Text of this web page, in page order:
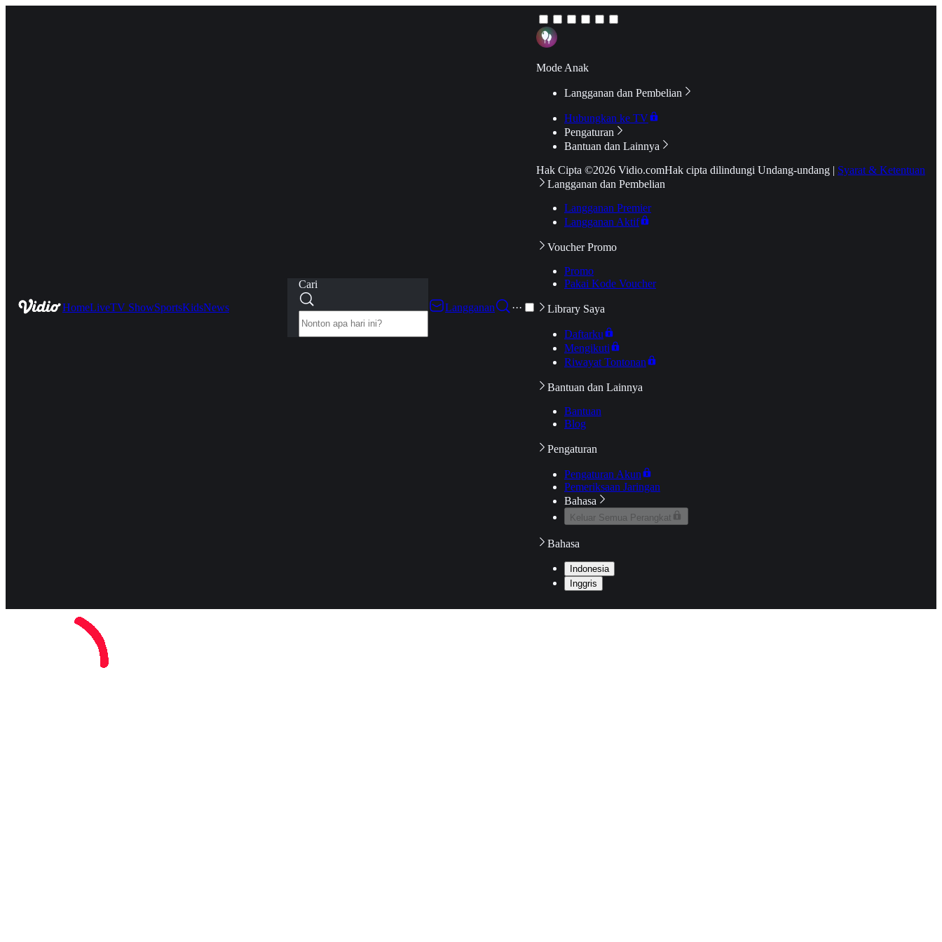
HomeLiveTV ShowSportsKidsNews
Cari
Langganan
···
Mode Anak
Langganan dan Pembelian
Hubungkan ke TV
Pengaturan
Bantuan dan Lainnya
Hak Cipta ©2026 Vidio.comHak cipta dilindungi Undang-undang | Syarat & Ketentuan
Langganan dan Pembelian
Langganan Premier
Langganan Aktif
Voucher Promo
Promo
Pakai Kode Voucher
Library Saya
Daftarku
Mengikuti
Riwayat Tontonan
Bantuan dan Lainnya
Bantuan
Blog
Pengaturan
Pengaturan Akun
Pemeriksaan Jaringan
Bahasa
Keluar Semua Perangkat
Bahasa
Indonesia
Inggris